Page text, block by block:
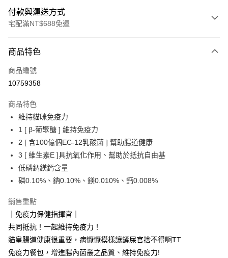
付款與運送方式
宅配滿NT$688免運
信用卡一次付款
信用卡分期付款
合作金庫商業銀行
華南商業銀行
上海商業儲蓄銀行
國泰世華商業銀行
兆豐國際商業銀行
臺灣中小企業銀行
台中商業銀行
匯豐（台灣）商業銀行
聯邦商業銀行
元大商業銀行
永豐商業銀行
台新國際商業銀行
台灣樂天信用卡公司
6 期 0 利率 每期
華南商業銀行
上海商業儲蓄銀行
台北富邦商業銀行
國泰世華商業銀行
兆豐國際商業銀行
臺灣中小企業銀行
匯豐（台灣）商業銀行
華泰商業銀行
元大商業銀行
玉山商業銀行
台灣樂天信用卡公司
LINE Pay
Apple Pay
街口支付
悠遊付
AFTEE先享後付
相關說明
【關於「AFTEE先享後付」】
AFTEE先享後付是「在收到商品之後才付款」的支付方式。 讓您購物簡單
便利好安心！
１．簡單：不需註冊會員、不需綁卡、不需儲值。
商品特色
商品編號
10759358
商品特色
維持貓咪免疫力
1 [ β-葡聚醣 ] 維持免疫力
2 [ 含100億個EC-12乳酸菌 ] 幫助腸道健康
3 [ 維生素E ]具抗氧化作用、幫助於抵抗自由基
低磷鈉鎂鈣含量
磷0.10%、鈉0.10%、鎂0.010%、鈣0.008%
銷售重點
｜免疫力保健指揮官｜
共同抵抗！一起維持免疫力！
貓皇腸道健康很重要，病懨懨模樣讓鏟屎官捨不得啊TT
免疫力餐包，增進腸內菌叢之品質、維持免疫力!